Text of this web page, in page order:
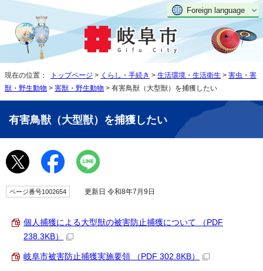
Foreign language
現在の位置： トップページ > くらし・手続き > 生活環境・生活衛生 > 害虫・害
獣・野生動物 > 害獣・野生動物 > 有害鳥獣（大型獣）を捕獲したい
有害鳥獣（大型獣）を捕獲したい
ページ番号1002654 更新日 令和8年7月9日
個人捕獲による大型獣の被害防止捕獲について （PDF
238.3KB）
岐阜市被害防止捕獲実施要領 （PDF 302.8KB）